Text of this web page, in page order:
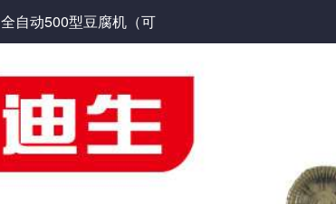
全自动500型豆腐机（可
选真空上豆）